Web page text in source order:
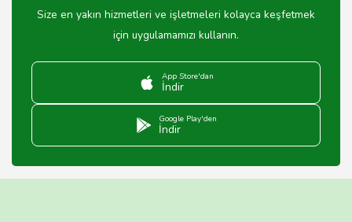
Size en yakın hizmetleri ve işletmeleri kolayca keşfetmek
için uygulamamızı kullanın.
App Store'dan
İndir
Google Play'den
İndir